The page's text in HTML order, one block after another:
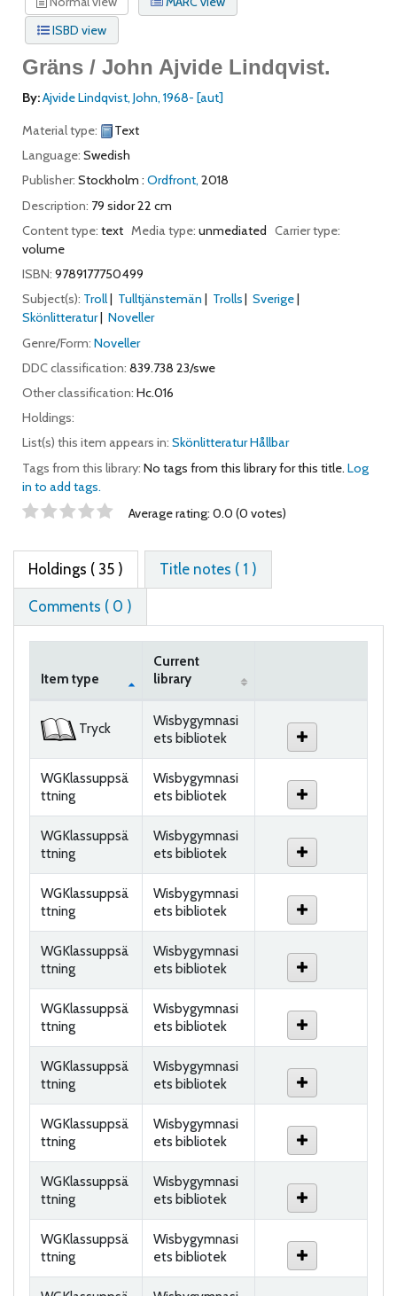
ISBD view
Gräns / John Ajvide Lindqvist.
By:Ajvide Lindqvist, John, 1968- [aut]
Material type:
Text
Language: Swedish
Publisher: Stockholm : Ordfront, 2018
Description: 79 sidor 22 cm
Content type: text Media type: unmediated Carrier type:
volume
ISBN: 9789177750499
Subject(s): Troll Tulltjänstemän Trolls
Sverige
Skönlitteratur
Noveller
Genre/Form: Noveller
DDC classification: 839.738 23/swe
Other classification: Hc.016
Holdings:
List(s) this item appears in: Skönlitteratur Hållbar
Tags from this library: No tags from this library for this title. Log
in to add tags.
Star ratings Average rating: 0.0 (0 votes)
Holdings ( 35 ) Title notes ( 1 )
Comments ( 0 )
Item type
Current
library
Tryck
Wisbygymnasi
ets bibliotek
WGKlassuppsä
ttning
Wisbygymnasi
ets bibliotek
WGKlassuppsä
ttning
Wisbygymnasi
ets bibliotek
WGKlassuppsä
ttning
Wisbygymnasi
ets bibliotek
WGKlassuppsä
ttning
Wisbygymnasi
ets bibliotek
WGKlassuppsä
ttning
Wisbygymnasi
ets bibliotek
WGKlassuppsä
ttning
Wisbygymnasi
ets bibliotek
WGKlassuppsä
ttning
Wisbygymnasi
ets bibliotek
WGKlassuppsä
ttning
Wisbygymnasi
ets bibliotek
WGKlassuppsä
ttning
Wisbygymnasi
ets bibliotek